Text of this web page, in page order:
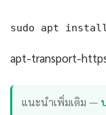
sudo apt install
apt-transport-
แนะนำเพิ่มเติม —